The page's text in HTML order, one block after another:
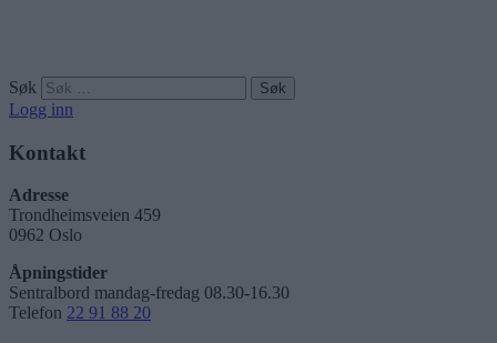
Søk
Logg inn
Kontakt
Adresse
Trondheimsveien 459
0962 Oslo
Åpningstider
Sentralbord mandag-fredag 08.30-16.30
Telefon 22 91 88 20